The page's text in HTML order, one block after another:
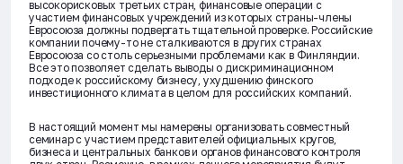
высокорисковых третьих стран, финансовые операции с
участием финансовых учреждений из которых страны-члены
Евросоюза должны подвергать тщательной проверке. Российские
компании почему-то не сталкиваются в других странах
Евросоюза со столь серьезными проблемами как в Финляндии.
Все это позволяет сделать выводы о дискриминационном
подходе к российскому бизнесу, ухудшению финского
инвестиционного климата в целом для российских компаний.
В настоящий момент мы намерены организовать совместный
семинар с участием представителей официальных кругов,
бизнеса и центральных банков и органов финансового контроля